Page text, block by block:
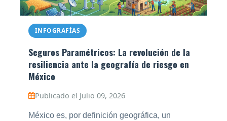
INFOGRAFÍAS
Seguros Paramétricos: La revolución de la
resiliencia ante la geografía de riesgo en
México
Publicado el Julio 09, 2026
México es, por definición geográfica, un